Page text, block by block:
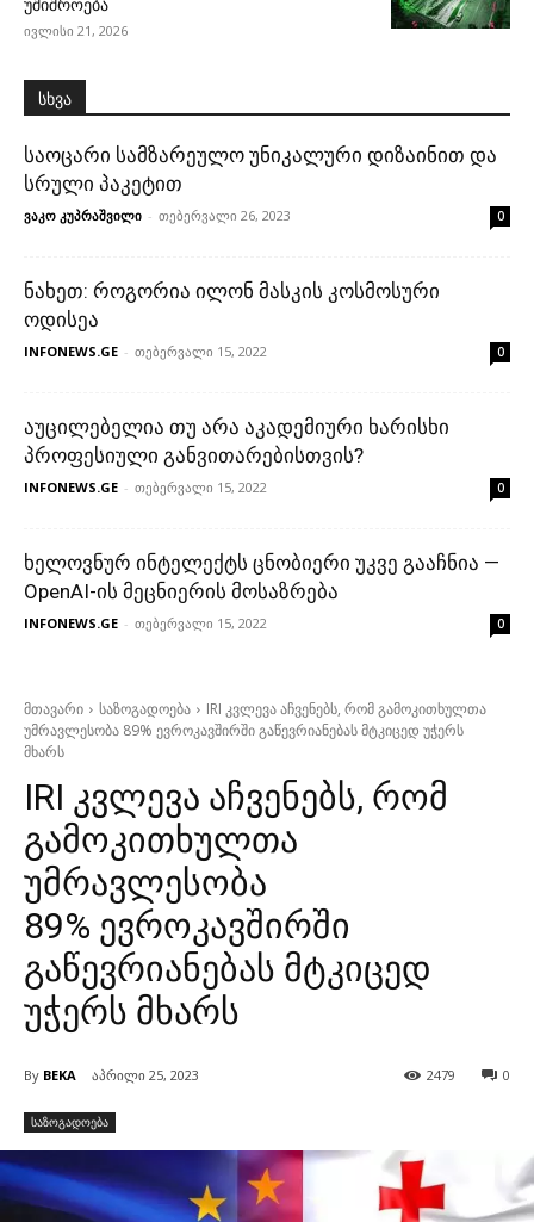
უშიშროება
ივლისი 21, 2026
სხვა
საოცარი სამზარეულო უნიკალური დიზაინით და
სრული პაკეტით
ვაკო კუპრაშვილი - თებერვალი 26, 2023 0
ნახეთ: როგორია ილონ მასკის კოსმოსური
ოდისეა
INFONEWS.GE - თებერვალი 15, 2022 0
აუცილებელია თუ არა აკადემიური ხარისხი
პროფესიული განვითარებისთვის?
INFONEWS.GE - თებერვალი 15, 2022 0
ხელოვნურ ინტელექტს ცნობიერი უკვე გააჩნია —
OpenAI-ის მეცნიერის მოსაზრება
INFONEWS.GE - თებერვალი 15, 2022 0